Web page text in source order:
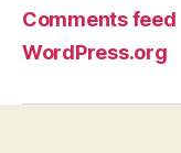
Comments feed
WordPress.org